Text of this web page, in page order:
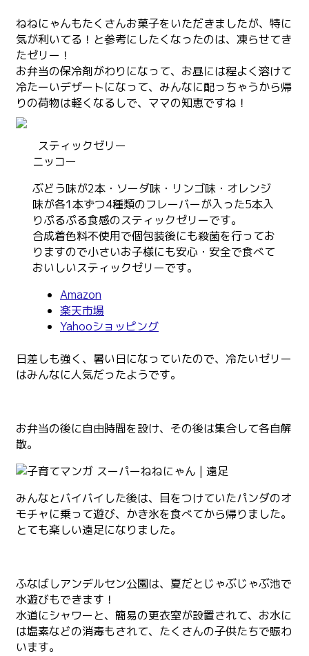
ねねにゃんもたくさんお菓子をいただきましたが、特に
気が利いてる！と参考にしたくなったのは、凍らせてき
たゼリー！
お弁当の保冷剤がわりになって、お昼には程よく溶けて
冷たーいデザートになって、みんなに配っちゃうから帰
りの荷物は軽くなるしで、ママの知恵ですね！
スティックゼリー
ニッコー
ぶどう味が2本・ソーダ味・リンゴ味・オレンジ
味が各1本ずつ4種類のフレーバーが入った5本入
りぷるぷる食感のスティックゼリーです。
合成着色料不使用で個包装後にも殺菌を行ってお
りますので小さいお子様にも安心・安全で食べて
おいしいスティックゼリーです。
Amazon
楽天市場
Yahooショッピング
日差しも強く、暑い日になっていたので、冷たいゼリー
はみんなに人気だったようです。
お弁当の後に自由時間を設け、その後は集合して各自解
散。
みんなとバイバイした後は、目をつけていたパンダのオ
モチャに乗って遊び、かき氷を食べてから帰りました。
とても楽しい遠足になりました。
ふなばしアンデルセン公園は、夏だとじゃぶじゃぶ池で
水遊びもできます！
水道にシャワーと、簡易の更衣室が設置されて、お水に
は塩素などの消毒もされて、たくさんの子供たちで賑わ
います。